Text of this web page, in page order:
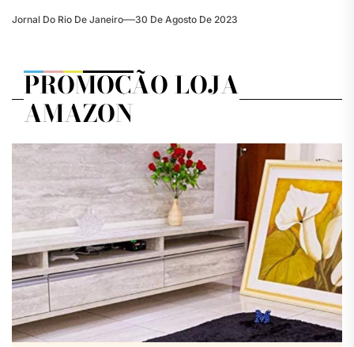
Jornal Do Rio De Janeiro 30 De Agosto De 2023
PROMOÇÃO LOJA
AMAZON